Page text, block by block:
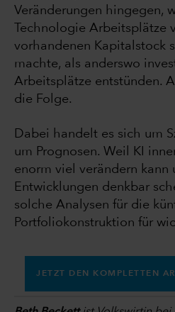
Veränderungen hingegen,
Technologie Arbeitsplätze
vorhandenen Kapitalstock
machte, als anderswo
Arbeitsplätze entstünden.
die Folge.
Dabei handelt es sich um
um Prognosen. Weil KI
enorm viel verändern kann
Entwicklungen denkbar
solche Analysen für die
Portfoliokonstruktion für
JETZT DEN KOMPLETTEN